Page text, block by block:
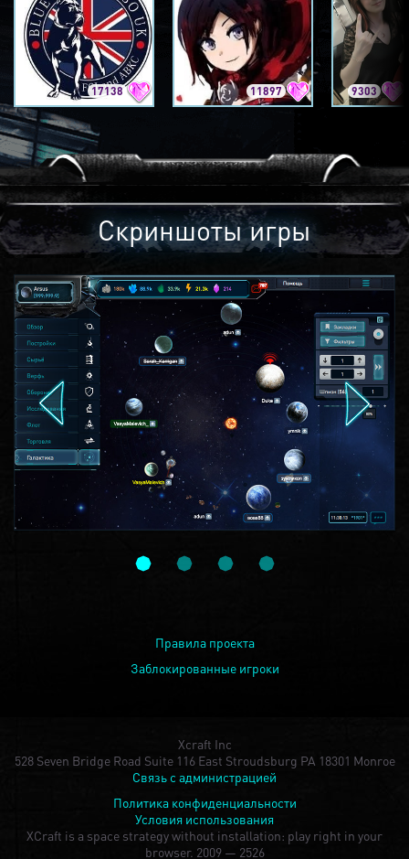
17138 11897 9303
Скриншоты игры
Правила проекта
Заблокированные игроки
Xcraft Inc
528 Seven Bridge Road Suite 116 East Stroudsburg PA 18301 Monroe
Связь с администрацией
Политика конфиденциальности
Условия использования
XCraft is a space strategy without installation: play right in your
browser. 2009 — 2526